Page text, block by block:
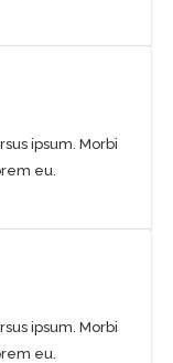
ipsum. Morbi
eu.
ipsum. Morbi
eu.